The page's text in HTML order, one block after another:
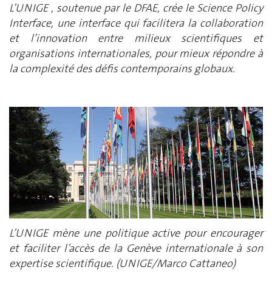
L’UNIGE , soutenue par le DFAE, crée le Science Policy
Interface, une interface qui facilitera la collaboration
et l’innovation entre milieux scientifiques et
organisations internationales, pour mieux répondre à
la complexité des défis contemporains globaux.
L’UNIGE mène une politique active pour encourager
et faciliter l’accès de la Genève internationale à son
expertise scientifique. (UNIGE/Marco Cattaneo)